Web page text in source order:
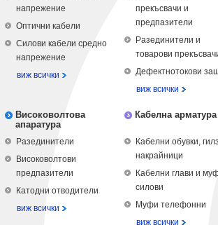
напрежение
Оптични кабели
Силови кабели средно
напрежение
виж всички
прекъсвачи и
предпазители
Разединители и
товарови
Дефектнотокови
виж всички
Високоволтова
апаратура
Разединители
Високоволтови
предпазители
Катодни отводители
виж всички
Кабелна арматура
Кабелни обувки,
накрайници
Кабелни глави и
силови
Муфи телефонни
виж всички